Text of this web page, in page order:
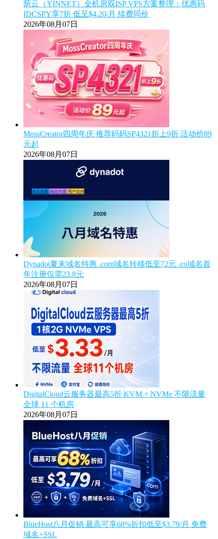
荫云（YINNET）全机房双ISP VPS方案整理：优惠码
IDCSPY享7折 低至$4.20/月 续费同价
2026年08月07日
MossCreator四周年庆 推荐码码SP4321折上9折 活动价89
元起
2026年08月07日
Dynadot夏末域名特惠 .com域名转移低至72元 .co域名首
年注册仅需23.8元
2026年08月07日
DigitalCloud云服务器最高5折 KVM + NVMe 不限流量
全球 11 个机房
2026年08月07日
BlueHost八月促销 最高可享68%折扣低至$3.79/月 免费
域名+SSL